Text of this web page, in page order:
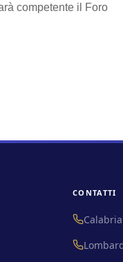
competente il Foro
CONTATTI